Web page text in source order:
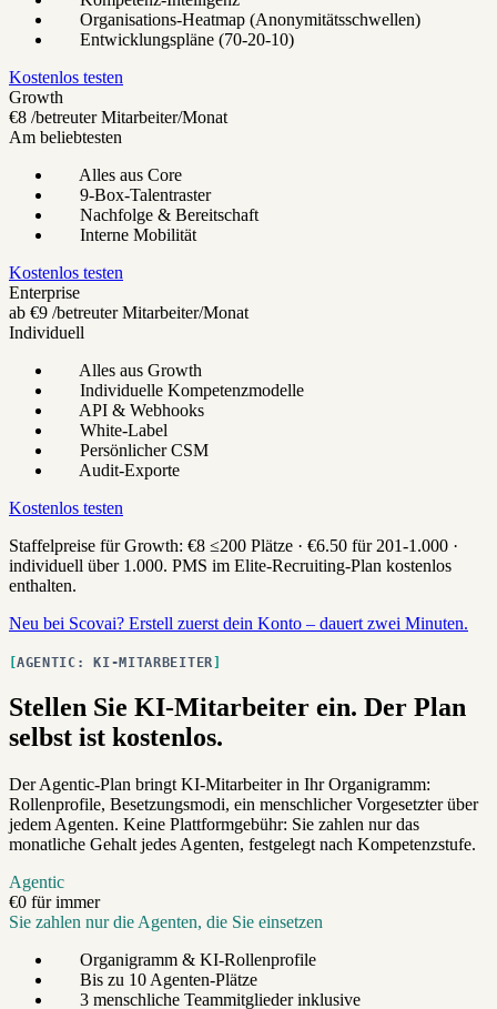
Organisations-Heatmap (Anonymitätsschwellen)
Entwicklungspläne (70-20-10)
Kostenlos testen
Growth
€8 /betreuter Mitarbeiter/Monat
Am beliebtesten
Alles aus Core
9-Box-Talentraster
Nachfolge & Bereitschaft
Interne Mobilität
Kostenlos testen
Enterprise
ab €9 /betreuter Mitarbeiter/Monat
Individuell
Alles aus Growth
Individuelle Kompetenzmodelle
API & Webhooks
White-Label
Persönlicher CSM
Audit-Exporte
Kostenlos testen
Staffelpreise für Growth: €8 ≤200 Plätze · €6.50 für 201-1.000 ·
individuell über 1.000. PMS im Elite-Recruiting-Plan kostenlos
enthalten.
Neu bei Scovai? Erstell zuerst dein Konto – dauert zwei Minuten.
AGENTIC: KI-MITARBEITER
Stellen Sie KI-Mitarbeiter ein. Der Plan
selbst ist kostenlos.
Der Agentic-Plan bringt KI-Mitarbeiter in Ihr Organigramm:
Rollenprofile, Besetzungsmodi, ein menschlicher Vorgesetzter über
jedem Agenten. Keine Plattformgebühr: Sie zahlen nur das
monatliche Gehalt jedes Agenten, festgelegt nach Kompetenzstufe.
Agentic
€0 für immer
Sie zahlen nur die Agenten, die Sie einsetzen
Organigramm & KI-Rollenprofile
Bis zu 10 Agenten-Plätze
3 menschliche Teammitglieder inklusive